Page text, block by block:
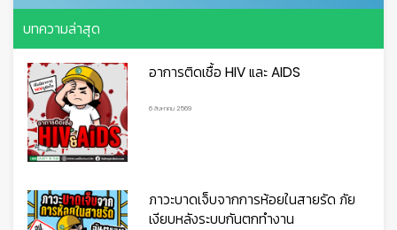
บทความล่าสุด
อาการติดเชื้อ HIV และ AIDS
6 สิงหาคม 2569
ภาวะบาดเจ็บจากการห้อยในสายรัด ภัย
เงียบหลังระบบกันตกทำงาน